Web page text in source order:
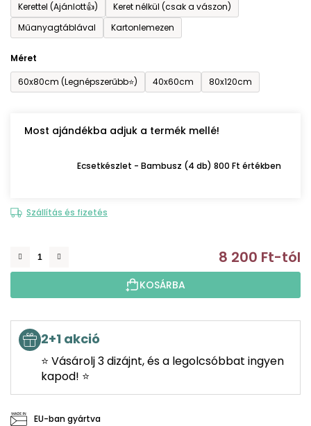
Kerettel (Ajánlott👍)
Keret nélkül (csak a vászon)
Műanyagtáblával
Kartonlemezen
Méret
60x80cm (Legnépszerűbb⭐)
40x60cm 80x120cm
Most ajándékba adjuk a termék mellé!
Ecsetkészlet - Bambusz (4 db) 800 Ft értékben
Szállítás és fizetés
8 200 Ft-tól
KOSÁRBA
2+1 akció
⭐ Vásárolj 3 dizájnt, és a legolcsóbbat ingyen
kapod! ⭐
EU-ban gyártva